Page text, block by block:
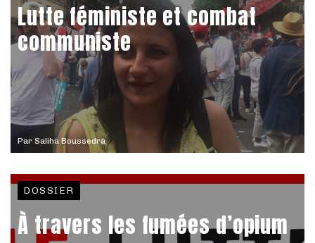
Par Saliha Boussedra
Lutte féministe et combat
communiste
DOSSIER
À travers les fumées d’opium